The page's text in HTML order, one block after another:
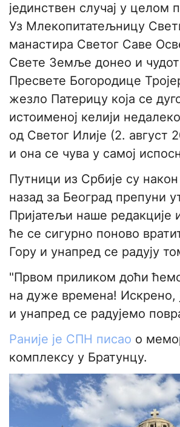
јединствен случај у целом
Уз Млекопитатељницу
манастира Светог Саве
Свете Земље донео и
Пресвете Богородице
жезло Патерицу која се
истоименој келији
од Светог Илије (2. август
и она се чува у самој
Путници из Србије су
назад за Београд препуни
Пријатељи наше редакције
ће се сигурно поново
Гору и унапред се радују
"Првом приликом доћи
на дуже времена! Искрено,
и унапред се радујемо
Раније је СПН писао о
комплексу у Братунцу.